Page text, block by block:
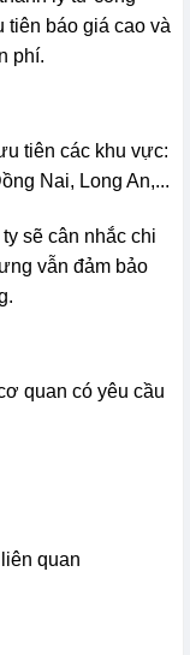
tiên báo giá cao và
phí.
tiên các khu vực:
Nai, Long An,...
sẽ cân nhắc chi
vẫn đảm bảo
quan có yêu cầu
quan